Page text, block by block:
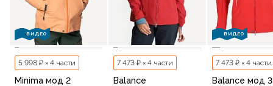
ВИДЕО
5 998 ₽ × 4 части
Minima мод 2
7 473 ₽ × 4 части
Balance
ВИДЕО
7 473 ₽ × 4 части
Balance мод 3